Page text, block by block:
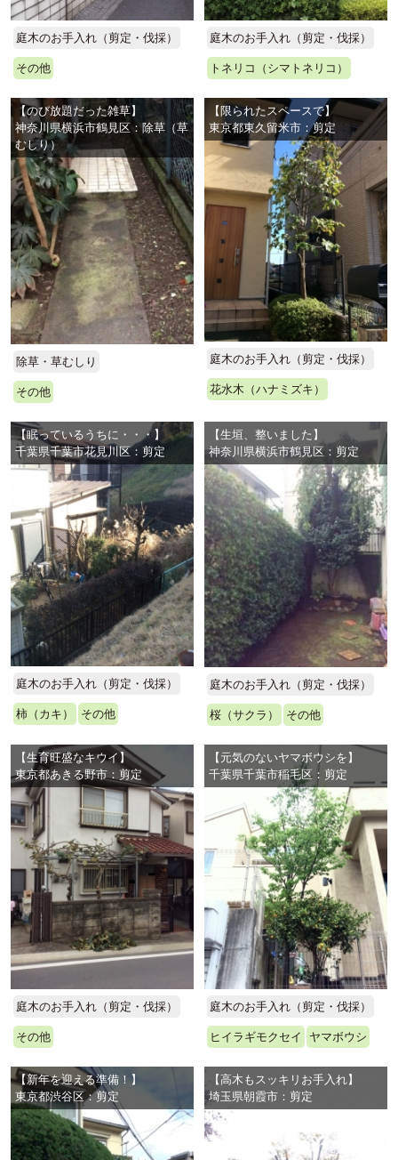
庭木のお手入れ（剪定・伐採）
その他
庭木のお手入れ（剪定・伐採）
トネリコ（シマトネリコ）
【のび放題だった雑草】
神奈川県横浜市鶴見区：除草（草
むしり）
除草・草むしり
その他
【限られたスペースで】
東京都東久留米市：剪定
庭木のお手入れ（剪定・伐採）
花水木（ハナミズキ）
【眠っているうちに・・・】
千葉県千葉市花見川区：剪定
庭木のお手入れ（剪定・伐採）
柿（カキ） その他
【生垣、整いました】
神奈川県横浜市鶴見区：剪定
庭木のお手入れ（剪定・伐採）
桜（サクラ） その他
【生育旺盛なキウイ】
東京都あきる野市：剪定
庭木のお手入れ（剪定・伐採）
その他
【元気のないヤマボウシを】
千葉県千葉市稲毛区：剪定
庭木のお手入れ（剪定・伐採）
ヒイラギモクセイ ヤマボウシ
【新年を迎える準備！】
東京都渋谷区：剪定
【高木もスッキリお手入れ】
埼玉県朝霞市：剪定